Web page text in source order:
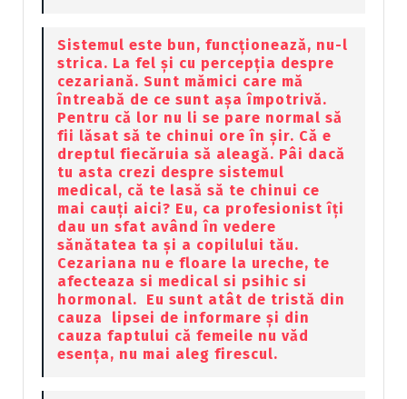
Sistemul este bun, funcționează, nu-l
strica. La fel și cu percepția despre
cezariană. Sunt mămici care mă
întreabă de ce sunt așa împotrivă.
Pentru că lor nu li se pare normal să
fii lăsat să te chinui ore în șir. Că e
dreptul fiecăruia să aleagă. Pâi dacă
tu asta crezi despre sistemul
medical, că te lasă să te chinui ce
mai cauți aici? Eu, ca profesionist îți
dau un sfat având în vedere
sănătatea ta și a copilului tău.
Cezariana nu e floare la ureche, te
afecteaza si medical si psihic si
hormonal. Eu sunt atât de tristă din
cauza lipsei de informare și din
cauza faptului că femeile nu văd
esența, nu mai aleg firescul.